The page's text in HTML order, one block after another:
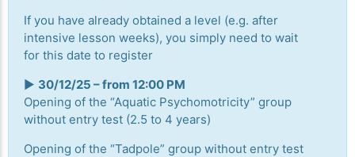
If you have already obtained a level (e.g. after
intensive lesson weeks), you simply need to wait
for this date to register
▶️ 30/12/25 – from 12:00 PM
Opening of the “Aquatic Psychomotricity” group
without entry test (2.5 to 4 years)
Opening of the “Tadpole” group without entry test